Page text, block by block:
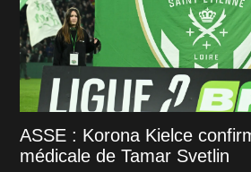
ASSE : Korona Kielce
médicale de Tamar Svetlin